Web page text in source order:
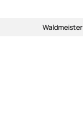
Waldmeister